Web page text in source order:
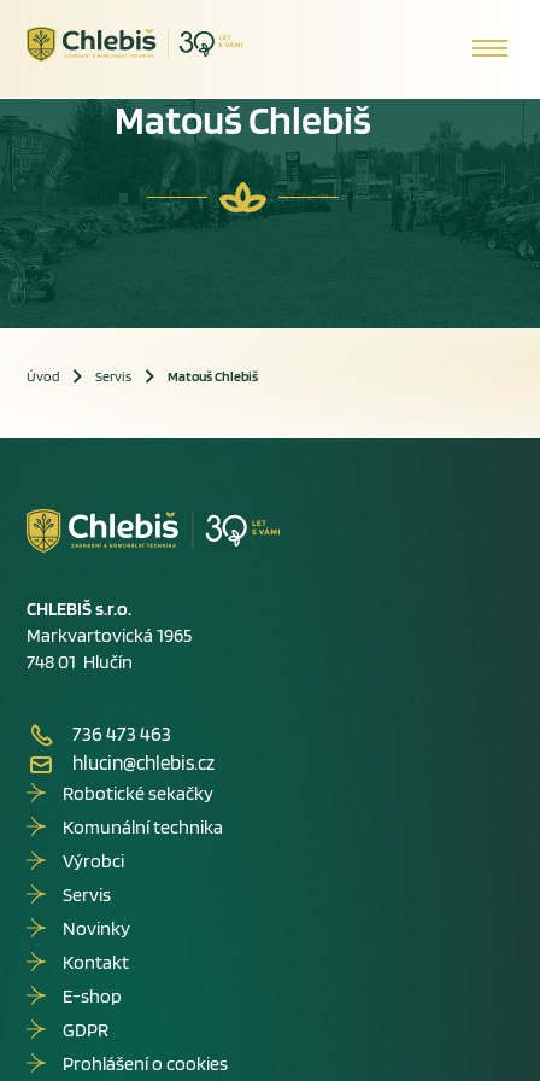
Matouš Chlebiš
Úvod Servis Matouš Chlebiš
CHLEBIŠ s.r.o.
Markvartovická 1965
748 01 Hlučín
736 473 463
hlucin@chlebis.cz
Robotické sekačky
Komunální technika
Výrobci
Servis
Novinky
Kontakt
E-shop
GDPR
Prohlášení o cookies